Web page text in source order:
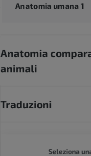
Anatomia umana 1
Anatomia
animali
Traduzioni
Seleziona